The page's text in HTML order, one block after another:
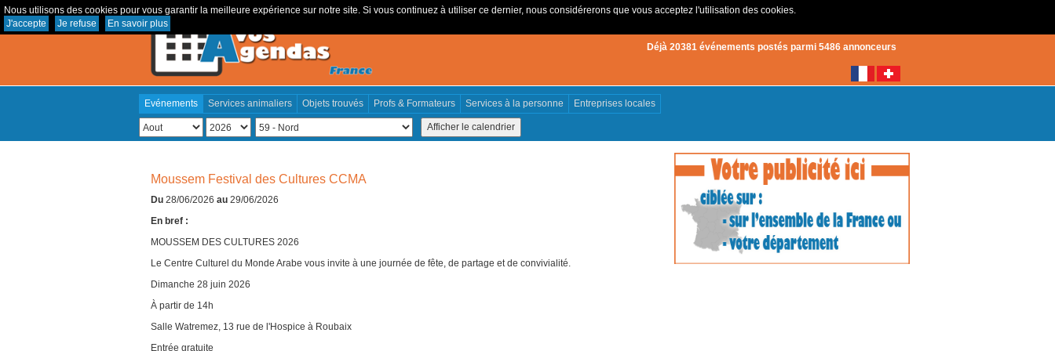
Nous utilisons des cookies pour vous garantir la meilleure expérience sur notre site. Si vous continuez à utiliser ce dernier, nous considérerons que vous acceptez l'utilisation des cookies.
J'accepte
Je refuse En savoir plus
Créer un compte
Déjà 20381 événements postés parmi 5486 annonceurs
Evénements Services animaliers Objets trouvés Profs & Formateurs Services à la personne Entreprises locales
Moussem Festival des Cultures CCMA
Du 28/06/2026 au 29/06/2026
En bref :
MOUSSEM DES CULTURES 2026
Le Centre Culturel du Monde Arabe vous invite à une journée de fête, de partage et de convivialité.
Dimanche 28 juin 2026
À partir de 14h
Salle Watremez, 13 rue de l'Hospice à Roubaix
Entrée gratuite